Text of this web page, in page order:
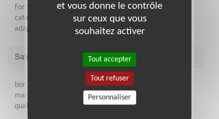
Formations en présentiel ou à distance à partir d'un
catalogue de formations élaboré au niveau national et
adaptées aux différentes missions.
Savoir être & compétences
bon relationnel - travail en équipe - connaissances en
matière immobilière - sens de la communication -
qualités organisationnelles
et vous donne le contrôle
sur ceux que vous
souhaitez activer
Tout accepter
Tout refuser
Personnaliser